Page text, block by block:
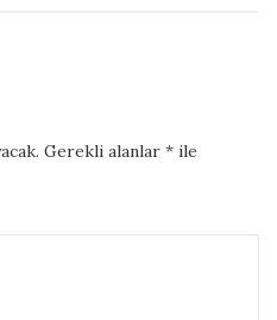
Gerekli alanlar * ile